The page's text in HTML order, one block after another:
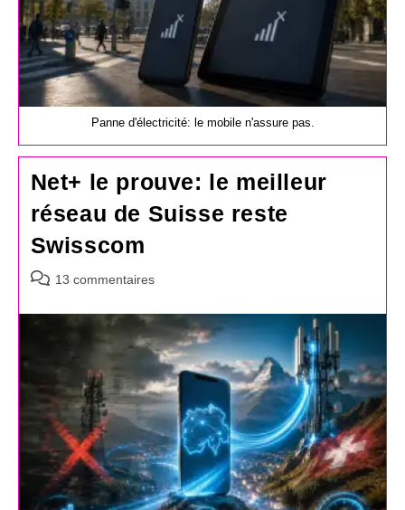
Panne d'électricité: le mobile n'assure pas.
Net+ le prouve: le meilleur
réseau de Suisse reste
Swisscom
Commentaires
la
13 commentaires